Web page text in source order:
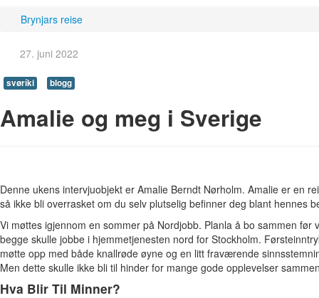
Brynjars reise
27. juni 2022
svøríki blogg
Amalie og meg i Sverige
Denne ukens intervjuobjekt er Amalie Berndt Nørholm. Amalie er en
så ikke bli overrasket om du selv plutselig befinner deg blant hennes
Vi møttes igjennom en sommer på Nordjobb. Planla å bo sammen før
begge skulle jobbe i hjemmetjenesten nord for Stockholm.
møtte opp med både knallrøde øyne og en litt fraværende
Men dette skulle ikke bli til hinder for mange gode opplevelser
Hva Blir Til Minner?